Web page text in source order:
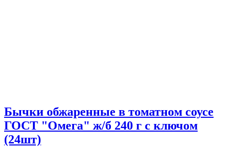
Бычки обжаренные в томатном соусе
ГОСТ "Омега" ж/б 240 г с ключом
(24шт)